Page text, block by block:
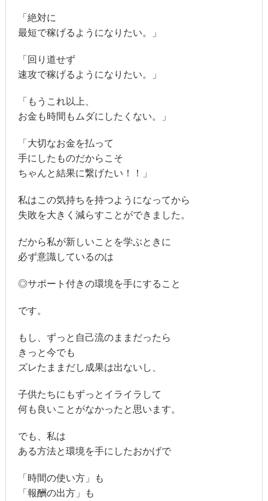
「絶対に
最短で稼げるようになりたい。」
「回り道せず
速攻で稼げるようになりたい。」
「もうこれ以上、
お金も時間もムダにしたくない。」
「大切なお金を払って
手にしたものだからこそ
ちゃんと結果に繋げたい！！」
私はこの気持ちを持つようになってから
失敗を大きく減らすことができました。
だから私が新しいことを学ぶときに
必ず意識しているのは
◎サポート付きの環境を手にすること
です。
もし、ずっと自己流のままだったら
きっと今でも
ズレたままだし成果は出ないし、
子供たちにもずっとイライラして
何も良いことがなかったと思います。
でも、私は
ある方法と環境を手にしたおかげで
「時間の使い方」も
「報酬の出方」も